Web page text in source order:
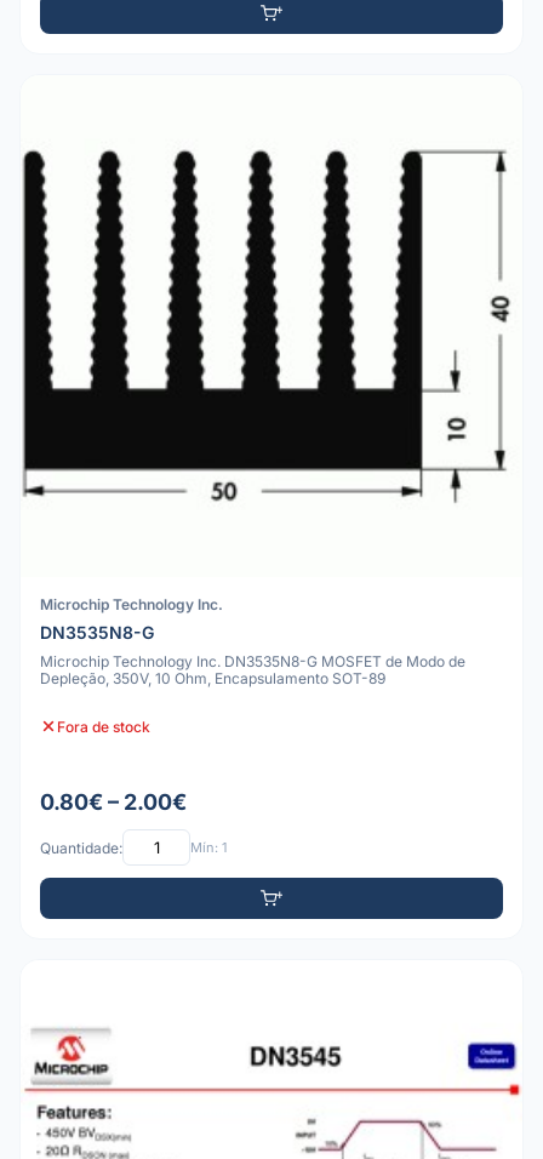
Microchip Technology Inc.
DN3535N8-G
Microchip Technology Inc. DN3535N8-G MOSFET de Modo de
Depleção, 350V, 10 Ohm, Encapsulamento SOT-89
Fora de stock
0.80€ – 2.00€
Quantidade: Mín: 1